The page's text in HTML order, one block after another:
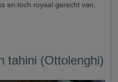
en toch royaal gerecht van.
tahini (Ottolenghi)